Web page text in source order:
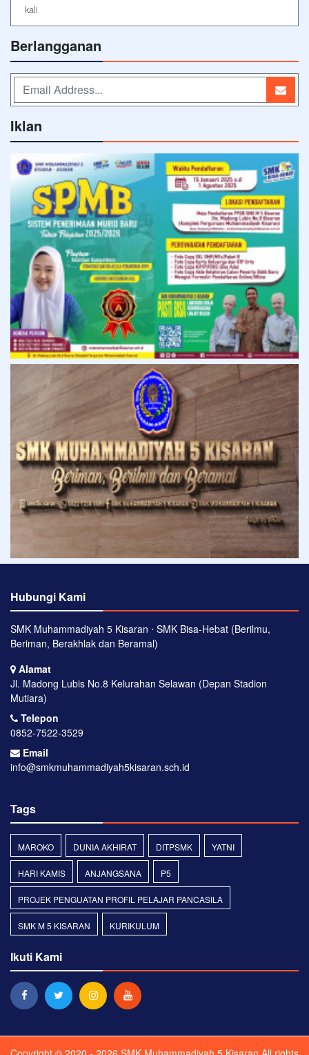
kali
Berlangganan
Iklan
Hubungi Kami
SMK Muhammadiyah 5 Kisaran ⋅ SMK Bisa-Hebat (Berilmu,
Beriman, Berakhlak dan Beramal)
Alamat
Jl. Madong Lubis No.8 Kelurahan Selawan (Depan Stadion
Mutiara)
Telepon
0852-7522-3529
Email
info@smkmuhammadiyah5kisaran.sch.id
Tags
MAROKO DUNIA AKHIRAT DITPSMK YATNI
HARI KAMIS ANJANGSANA P5
PROJEK PENGUATAN PROFIL PELAJAR PANCASILA
SMK M 5 KISARAN KURIKULUM
Ikuti Kami